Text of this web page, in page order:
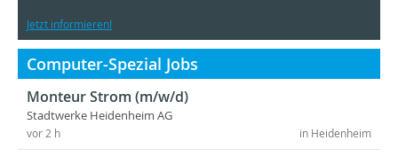
Jetzt informieren!
Computer-Spezial Jobs
Monteur Strom (m/w/d)
Stadtwerke Heidenheim AG
in Heidenheim
vor 2 h